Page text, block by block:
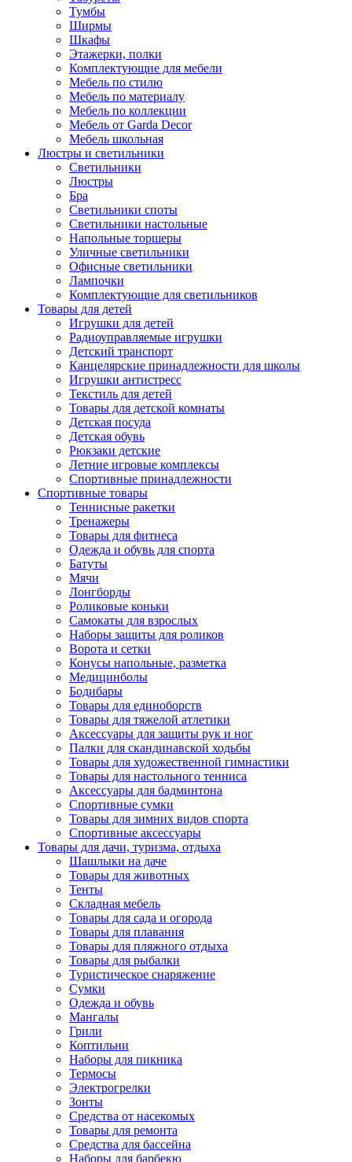
Тумбы
Ширмы
Шкафы
Этажерки, полки
Комплектующие для мебели
Мебель по стилю
Мебель по материалу
Мебель по коллекции
Мебель от Garda Decor
Мебель школьная
Люстры и светильники
Светильники
Люстры
Бра
Светильники споты
Светильники настольные
Напольные торшеры
Уличные светильники
Офисные светильники
Лампочки
Комплектующие для светильников
Товары для детей
Игрушки для детей
Радиоуправляемые игрушки
Детский транспорт
Канцелярские принадлежности для школы
Игрушки антистресс
Текстиль для детей
Товары для детской комнаты
Детская посуда
Детская обувь
Рюкзаки детские
Летние игровые комплексы
Спортивные принадлежности
Спортивные товары
Теннисные ракетки
Тренажеры
Товары для фитнеса
Одежда и обувь для спорта
Батуты
Мячи
Лонгборды
Роликовые коньки
Самокаты для взрослых
Наборы защиты для роликов
Ворота и сетки
Конусы напольные, разметка
Медицинболы
Бодибары
Товары для единоборств
Товары для тяжелой атлетики
Аксессуары для защиты рук и ног
Палки для скандинавской ходьбы
Товары для художественной гимнастики
Товары для настольного тенниса
Аксессуары для бадминтона
Спортивные сумки
Товары для зимних видов спорта
Спортивные аксессуары
Товары для дачи, туризма, отдыха
Шашлыки на даче
Товары для животных
Тенты
Складная мебель
Товары для сада и огорода
Товары для плавания
Товары для пляжного отдыха
Товары для рыбалки
Туристическое снаряжение
Сумки
Одежда и обувь
Мангалы
Грили
Коптильни
Наборы для пикника
Термосы
Электрогрелки
Зонты
Средства от насекомых
Товары для ремонта
Средства для бассейна
Наборы для барбекю